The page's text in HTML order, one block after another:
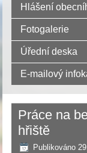
Hlášení
Fotogalerie
Úřední deska
E-mailový
Práce na
hřiště
Publikováno